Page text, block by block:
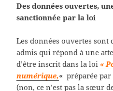
Des données ouvertes,
sanctionnée par la loi
Les données ouvertes
admis qui répond à une
d’être inscrit dans la loi «
numérique,« préparée
(non, ce n’est pas la sœur